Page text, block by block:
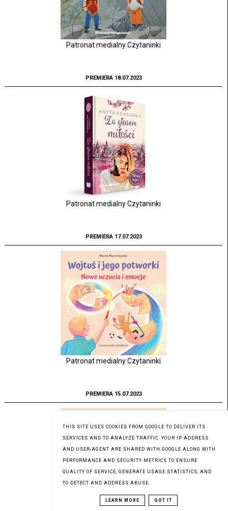
Patronat medialny Czytaninki
PREMIERA 18.07.2023
Patronat medialny Czytaninki
PREMIERA 17.07.2023
Patronat medialny Czytaninki
PREMIERA 15.07.2023
THIS SITE USES COOKIES FROM GOOGLE TO DELIVER ITS
SERVICES AND TO ANALYZE TRAFFIC. YOUR IP ADDRESS
AND USER-AGENT ARE SHARED WITH GOOGLE ALONG WITH
PERFORMANCE AND SECURITY METRICS TO ENSURE
QUALITY OF SERVICE, GENERATE USAGE STATISTICS, AND
TO DETECT AND ADDRESS ABUSE.
LEARN MORE GOT IT